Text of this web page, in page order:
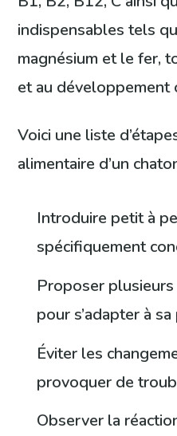
indispensables tels
magnésium et le fer,
et au développement
Voici une liste
alimentaire d’un
Introduire petit à
spécifiquement
Proposer
pour s’adapter à
Éviter les
provoquer de
Observer la